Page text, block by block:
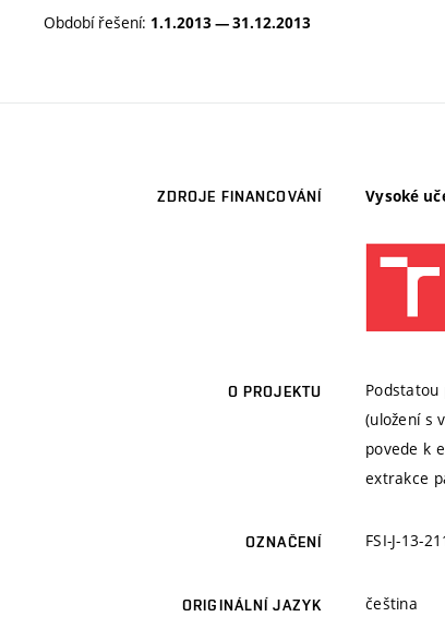
Období řešení: 1.1.2013 — 31.12.2013
ZDROJE FINANCOVÁNÍ Vysoké
O PROJEKTU
(uložení s
povede k
extrakce
OZNAČENÍ FSI-J-13-
ORIGINÁLNÍ JAZYK čeština